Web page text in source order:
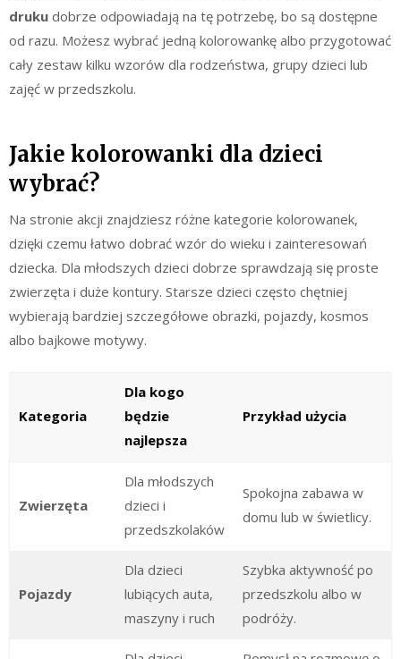
druku dobrze odpowiadają na tę potrzebę, bo są dostępne
od razu. Możesz wybrać jedną kolorowankę albo przygotować
cały zestaw kilku wzorów dla rodzeństwa, grupy dzieci lub
zajęć w przedszkolu.
Jakie kolorowanki dla dzieci
wybrać?
Na stronie akcji znajdziesz różne kategorie kolorowanek,
dzięki czemu łatwo dobrać wzór do wieku i zainteresowań
dziecka. Dla młodszych dzieci dobrze sprawdzają się proste
zwierzęta i duże kontury. Starsze dzieci często chętniej
wybierają bardziej szczegółowe obrazki, pojazdy, kosmos
albo bajkowe motywy.
Kategoria
Dla kogo
będzie
najlepsza
Przykład użycia
Zwierzęta
Dla młodszych
dzieci i
przedszkolaków
Spokojna zabawa w
domu lub w świetlicy.
Pojazdy
Dla dzieci
lubiących auta,
maszyny i ruch
Szybka aktywność po
przedszkolu albo w
podróży.